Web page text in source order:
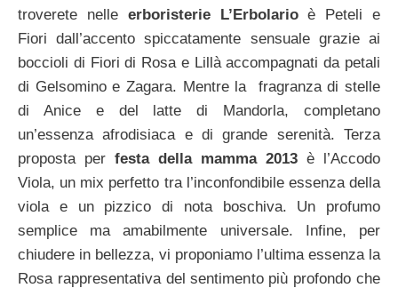
troverete nelle erboristerie L’Erbolarioè Peteli e
Fiori dall’accento spiccatamente sensuale grazie ai
boccioli di Fiori di Rosa e Lillà accompagnati da petali
di Gelsomino e Zagara. Mentre la fragranza di stelle
di Anice e del latte di Mandorla, completano
un’essenza afrodisiaca e di grande serenità. Terza
proposta per festa della mamma 2013 è l’Accodo
Viola, un mix perfetto tra l’inconfondibile essenza della
viola e un pizzico di nota boschiva. Un profumo
semplice ma amabilmente universale. Infine, per
chiudere in bellezza, vi proponiamo l’ultima essenza la
Rosa rappresentativa del sentimento più profondo che